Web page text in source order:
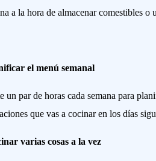
a la hora de almacenar comestibles o
el menú semanal
un par de horas cada semana para
que vas a cocinar en los días
varias cosas a la vez